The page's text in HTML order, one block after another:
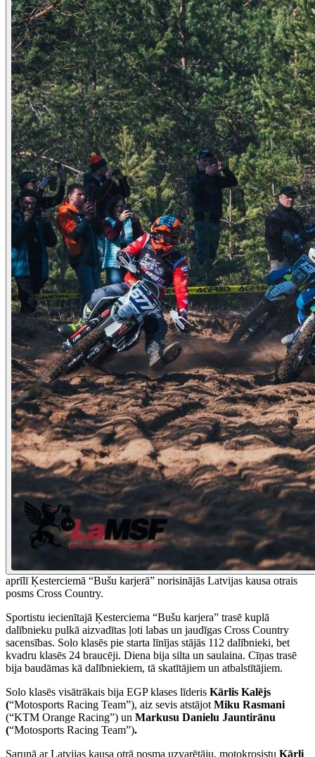
aprīlī Ķesterciemā “Bušu karjerā” norisinājās Latvijas kausa otrais
posms Cross Country.
Sportistu iecienītajā Ķesterciema “Bušu karjera” trasē kuplā
dalībnieku pulkā aizvadītas ļoti labas un jaudīgas Cross Country
sacensības. Solo klasēs pie starta līnījas stājās 112 dalībnieki, bet
kvadru klasēs 24 braucēji. Diena bija silta un saulaina. Cīņas trasē
bija baudāmas kā dalībniekiem, tā skatītājiem un atbalstītājiem.
Solo klasēs visātrākais bija EGP klases līderis Kārlis Kalējs
(“Motosports Racing Team”), aiz sevis atstājot Miku Rasmani
(“KTM Orange Racing”) un Markusu Danielu Jauntirānu
(“Motosports Racing Team”).
Sarunā ar Latvijas kausa otrā posma uzvarētāju, motokrosistu Kārli